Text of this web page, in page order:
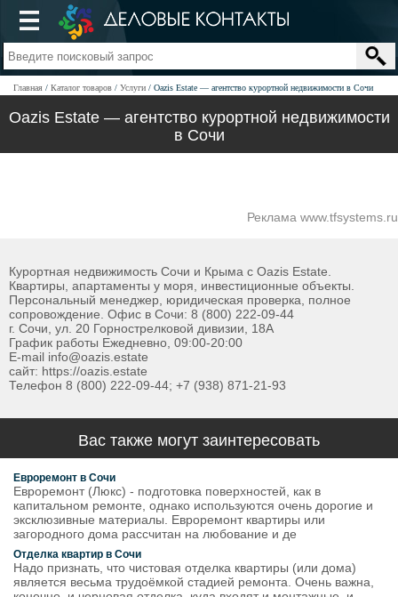
Главная Каталог товаров Услуги Oazis Estate — агентство курортной недвижимости в Сочи
Oazis Estate — агентство курортной недвижимости
в Сочи
Реклама www.tfsystems.ru
Курортная недвижимость Сочи и Крыма с Oazis Estate.
Квартиры, апартаменты у моря, инвестиционные объекты.
Персональный менеджер, юридическая проверка, полное
сопровождение. Офис в Сочи: 8 (800) 222-09-44
г. Сочи, ул. 20 Горнострелковой дивизии, 18А
График работы Ежедневно, 09:00-20:00
E-mail info@oazis.estate
сайт: https://oazis.estate
Телефон 8 (800) 222-09-44; +7 (938) 871-21-93
Вас также могут заинтересовать
Евроремонт в Сочи
Евроремонт (Люкс) - подготовка поверхностей, как в
капитальном ремонте, однако используются очень дорогие и
эксклюзивные материалы. Евроремонт квартиры или
загородного дома рассчитан на любование и де
Отделка квартир в Сочи
Надо признать, что чистовая отделка квартиры (или дома)
является весьма трудоёмкой стадией ремонта. Очень важна,